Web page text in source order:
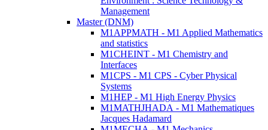
Management
Master (DNM)
M1APPMATH - M1 Applied Mathematics
and statistics
M1CHEINT - M1 Chemistry and
Interfaces
M1CPS - M1 CPS - Cyber Physical
Systems
M1HEP - M1 High Energy Physics
M1MATHJHADA - M1 Mathematiques
Jacques Hadamard